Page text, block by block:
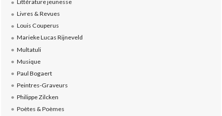
Littérature jeunesse
Livres & Revues
Louis Couperus
Marieke Lucas Rijneveld
Multatuli
Musique
Paul Bogaert
Peintres-Graveurs
Philippe Zilcken
Poètes & Poèmes